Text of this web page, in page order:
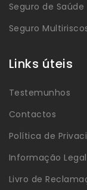
Seguro de Saúde
Seguro
Links úteis
Testemunhos
Contactos
Política de
Informação Legal
Livro de